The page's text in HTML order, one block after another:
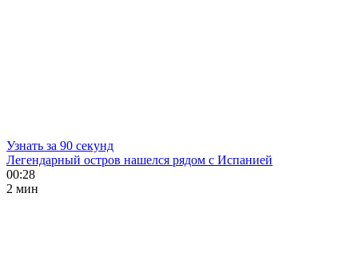
Узнать за 90 секунд
Легендарный остров нашелся рядом с Испанией
00:28
2 мин